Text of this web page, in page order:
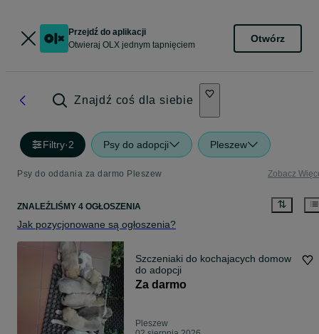
Przejdź do aplikacji
Otwieraj OLX jednym tapnięciem
Otwórz
Znajdź coś dla siebie
Filtry·2 Psy do adopcji Pleszew
Psy do oddania za darmo Pleszew Zobacz
ZNALEŹLIŚMY 4 OGŁOSZENIA
Jak pozycjonowane są ogłoszenia?
Szczeniaki do kochajacych domow
do adopcji
Za darmo
Pleszew